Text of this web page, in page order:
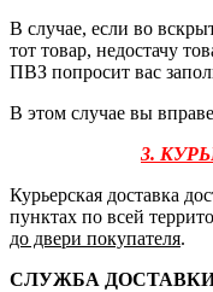
В случае, если во
тот товар, недостачу
ПВЗ попросит вас
В этом случае вы
3.
Курьерская доставка
пунктах по всей
до двери покупателя.
СЛУЖБА